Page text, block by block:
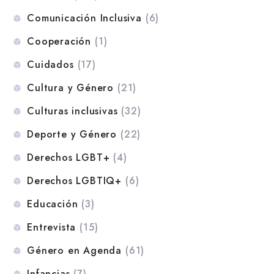
Comunicación Inclusiva (6)
Cooperación (1)
Cuidados (17)
Cultura y Género (21)
Culturas inclusivas (32)
Deporte y Género (22)
Derechos LGBT+ (4)
Derechos LGBTIQ+ (6)
Educación (3)
Entrevista (15)
Género en Agenda (61)